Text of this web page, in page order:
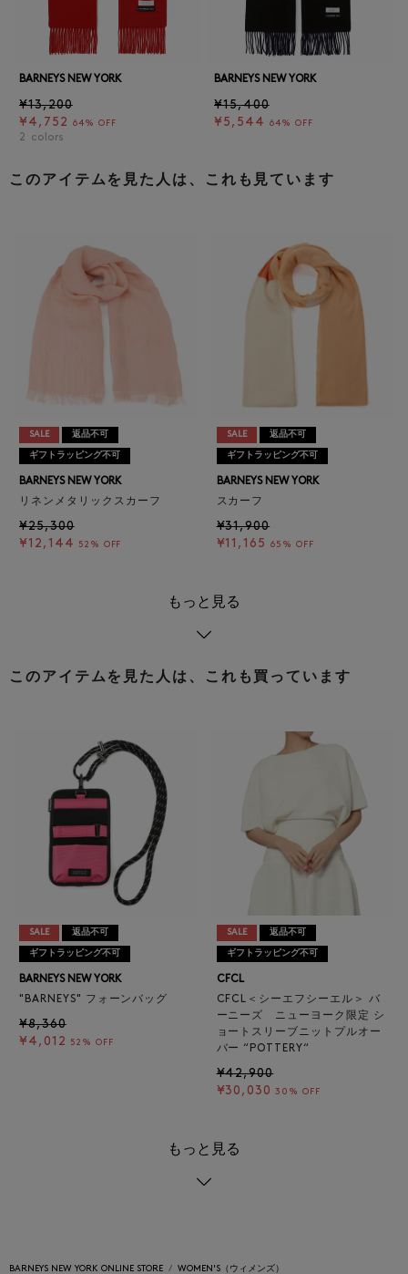
BARNEYS NEW YORK
¥13,200
¥4,752
64% OFF
2 colors
BARNEYS NEW YORK
¥15,400
¥5,544
64% OFF
このアイテムを見た人は、これも見ています
SALE 返品不可
ギフトラッピング不可
BARNEYS NEW YORK
リネンメタリックスカーフ
¥25,300
¥12,144
52% OFF
SALE 返品不可
ギフトラッピング不可
BARNEYS NEW YORK
スカーフ
¥31,900
¥11,165
65% OFF
もっと見る
このアイテムを見た人は、これも買っています
SALE 返品不可
ギフトラッピング不可
BARNEYS NEW YORK
"BARNEYS" フォーンバッグ
¥8,360
¥4,012
52% OFF
SALE 返品不可
ギフトラッピング不可
CFCL
CFCL＜シーエフシーエル＞ バ
ーニーズ ニューヨーク限定 シ
ョートスリーブニットプルオー
バー “POTTERY“
¥42,900
¥30,030 30% OFF
もっと見る
BARNEYS NEW YORK ONLINE STORE WOMEN'S（ウィメンズ）